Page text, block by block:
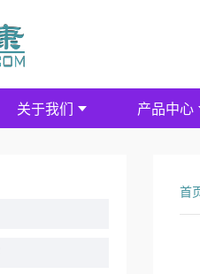
关于我们 产品中心
首